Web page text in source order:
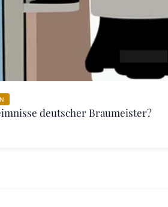
deutscher Braumeister?